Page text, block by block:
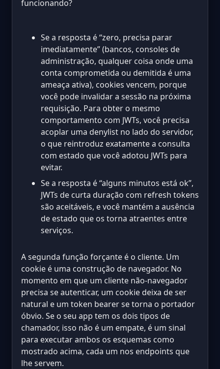
funcionando?
Se a resposta é “zero, precisa parar
imediatamente” (bancos, consoles de
administração, qualquer coisa onde uma
conta comprometida ou demitida é uma
ameaça ativa), cookies vencem, porque
você pode invalidar a sessão na próxima
requisição. Para obter o mesmo
comportamento com JWTs, você precisa
acoplar uma denylist no lado do servidor,
o que reintroduz exatamente a consulta
com estado que você adotou JWTs para
evitar.
Se a resposta é “alguns minutos está ok”,
JWTs de curta duração com refresh tokens
são aceitáveis, e você mantém a ausência
de estado que os torna atraentes entre
serviços.
A segunda função forçante é o cliente. Um
cookie é uma construção de navegador. No
momento em que um cliente não-navegador
precisa se autenticar, um cookie deixa de ser
natural e um token bearer se torna o portador
óbvio. Se o seu app tem os dois tipos de
chamador, isso não é um empate, é um sinal
para executar ambos os esquemas como
mostrado acima, cada um nos endpoints que
lhe servem.